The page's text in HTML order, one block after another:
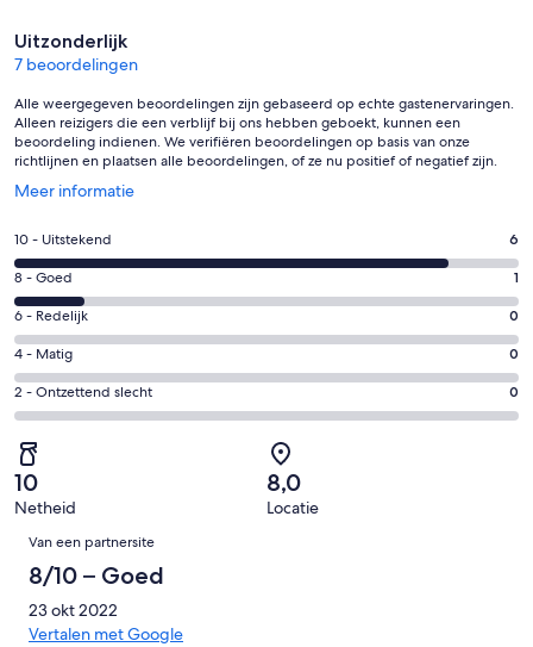
Beoordelingen
Uitzonderlijk
7 beoordelingen
Alle weergegeven beoordelingen zijn gebaseerd op echte gastenervaringen.
Alleen reizigers die een verblijf bij ons hebben geboekt, kunnen een
beoordeling indienen. We verifiëren beoordelingen op basis van onze
richtlijnen en plaatsen alle beoordelingen, of ze nu positief of negatief zijn.
Meer informatie
Opent
een
nieuw
venster
Gastenscore:
10
-
Uitstekend.
6
van
7
beoordelingen
10 - Uitstekend 6
Gastenscore:
8
-
Goed.
1
van
beoordelingen
8 - Goed 1
Gastenscore:
6
-
Redelijk.
0
van
7
beoordelingen
6 - Redelijk 0
Gastenscore:
4
-
0
van
7
beoordelingen
4 - Matig 0
Gastenscore:
2
-
Ontzettend
slecht.
0
van
beoordelingen
2 - Ontzettend slecht 0
10
Netheid
8,0
Locatie
Beoordelingen
Van een partnersite
8/10 – Goed
23 okt 2022
Vertalen met Google